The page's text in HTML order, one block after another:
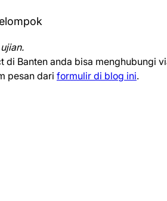
Banten anda bisa menghubungi
pesan dari formulir di blog ini.